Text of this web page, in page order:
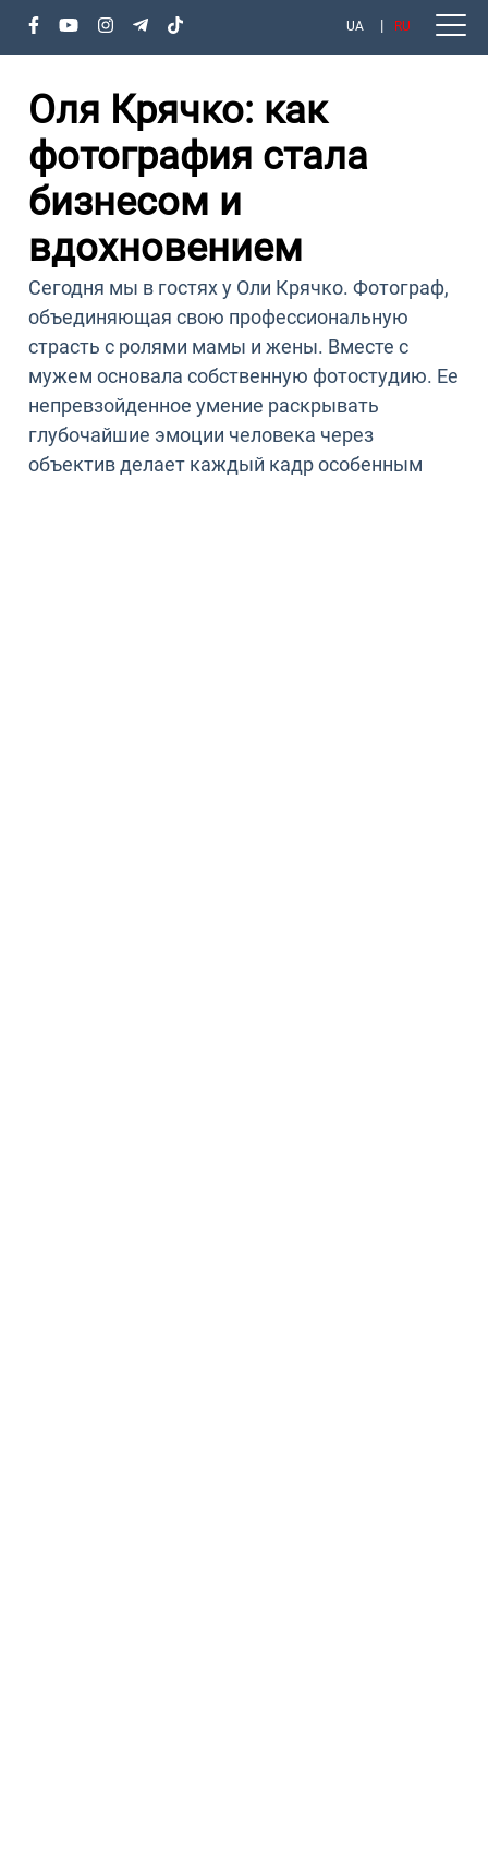
UA RU
Оля Крячко: как
фотография стала
бизнесом и
вдохновением
Сегодня мы в гостях у Оли Крячко. Фотограф,
объединяющая свою профессиональную
страсть с ролями мамы и жены. Вместе с
мужем основала собственную фотостудию. Ее
непревзойденное умение раскрывать
глубочайшие эмоции человека через
объектив делает каждый кадр особенным